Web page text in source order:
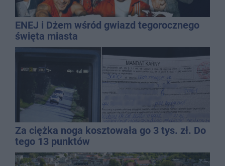
ENEJ i Dżem wśród gwiazd tegorocznego
święta miasta
Za ciężka noga kosztowała go 3 tys. zł. Do
tego 13 punktów